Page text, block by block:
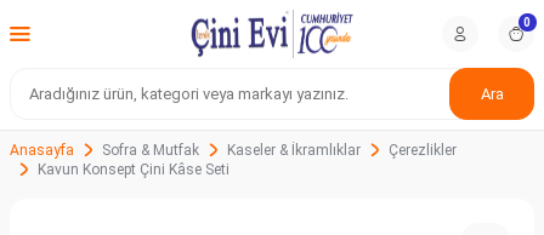
Ara
0
Anasayfa Sofra & Mutfak Kaseler & İkramlıklar
Çerezlikler
Kavun Konsept Çini Kâse Seti